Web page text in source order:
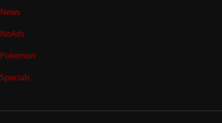
News
NoAds
Pokemon
Specials